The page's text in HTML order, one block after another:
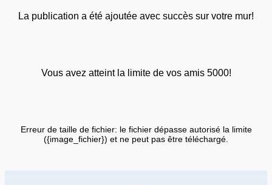
La publication a été ajoutée avec succès sur votre mur!
Vous avez atteint la limite de vos amis 5000!
Erreur de taille de fichier: le fichier dépasse autorisé la limite
({image_fichier}) et ne peut pas être téléchargé.